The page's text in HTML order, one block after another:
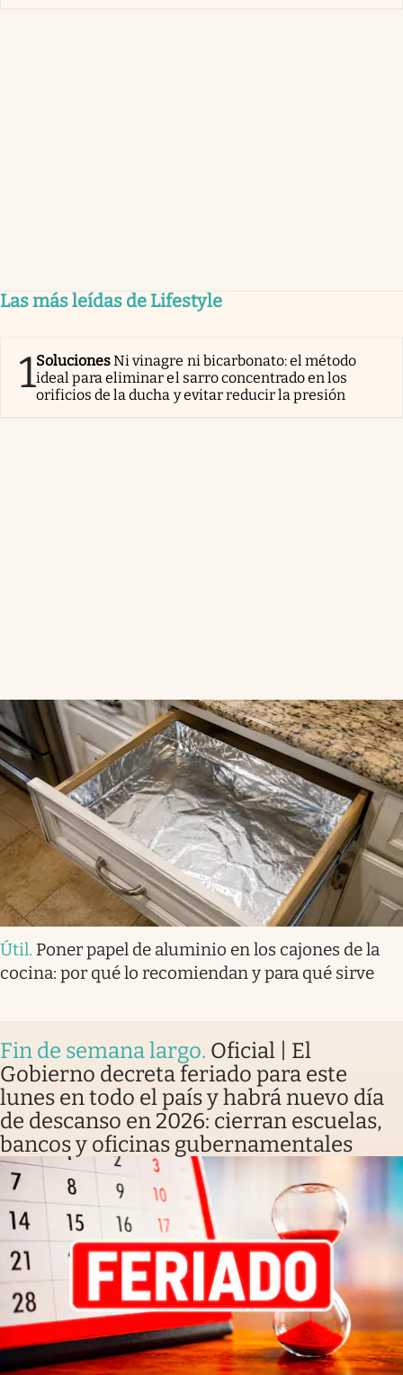
Las más leídas de Lifestyle
1SolucionesNi vinagre ni bicarbonato: el método
ideal para eliminar el sarro concentrado en los
orificios de la ducha y evitar reducir la presión
Útil. Poner papel de aluminio en los cajones de la
cocina: por qué lo recomiendan y para qué sirve
Fin de semana largo. Oficial | El
Gobierno decreta feriado para este
lunes en todo el país y habrá nuevo día
de descanso en 2026: cierran escuelas,
bancos y oficinas gubernamentales